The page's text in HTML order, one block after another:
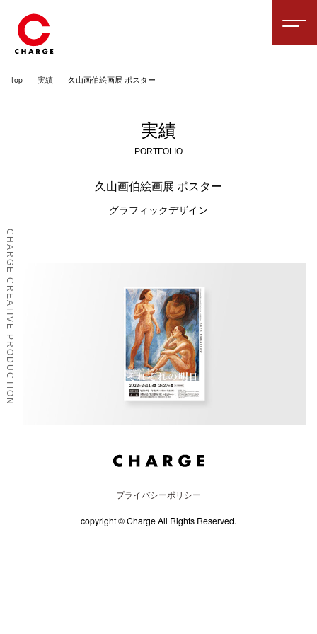
top 実績 久山画伯絵画展 ポスター
実績
PORTFOLIO
久山画伯絵画展 ポスター
グラフィックデザイン
プライバシーポリシー
copyright © Charge All Rights Reserved.
CHARGE CREATIVE PRODUCTION